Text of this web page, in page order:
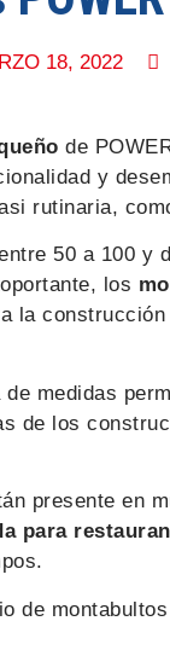
18, 2022
de
y
rutinaria,
50 a 100 y
los
la
medidas
de los
presente en
para
de